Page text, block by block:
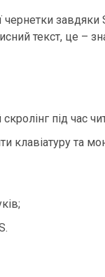
завдяки
текст, це –
під час
клавіатуру та